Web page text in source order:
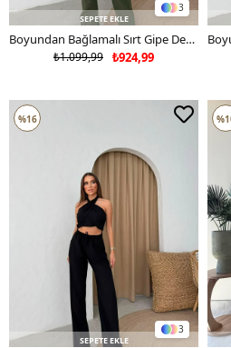
3
SEPETE EKLE
Boyundan Bağlamalı Sırt Gipe Detay Bluz ve Pantolonlu Keten İkili Takım Haki 2321
₺924,99
₺1.099,99
3
SEPETE EKLE
%16